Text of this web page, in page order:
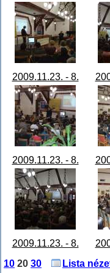
Monográfia
előadás 10.JPG
2009.11.23. - 8.
Monográfia
előadás 13.JPG
2009.11.23. - 8.
Monográfia
előadás 16.JPG
2009.11.23. - 8.
Monográfia
10 20 30 Lista